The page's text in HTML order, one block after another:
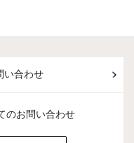
い合わせ
のお問い合わせ